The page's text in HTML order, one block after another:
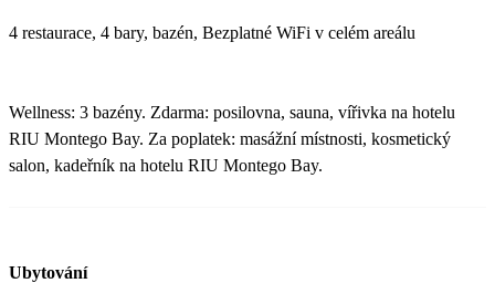
4 restaurace, 4 bary, bazén, Bezplatné WiFi v celém areálu
Wellness: 3 bazény. Zdarma: posilovna, sauna, vířivka na hotelu
RIU Montego Bay. Za poplatek: masážní místnosti, kosmetický
salon, kadeřník na hotelu RIU Montego Bay.
Ubytování